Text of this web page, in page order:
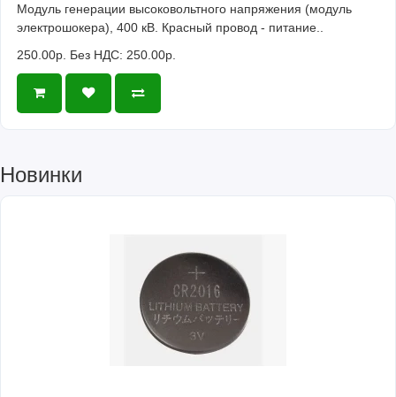
Модуль генерации высоковольтного напряжения (модуль
электрошокера), 400 кВ. Красный провод - питание..
250.00р. Без НДС: 250.00р.
Новинки